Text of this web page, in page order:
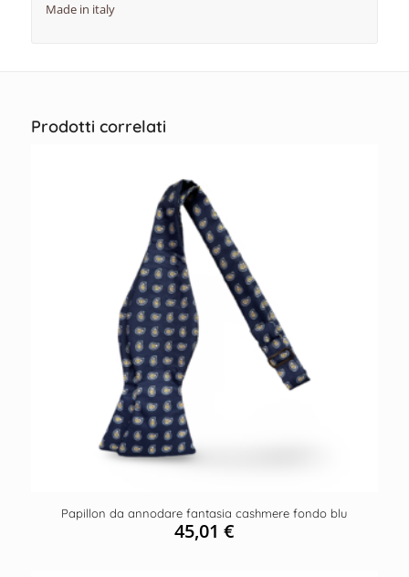
Made in italy
Prodotti correlati
Papillon da annodare fantasia cashmere fondo blu
45,01€